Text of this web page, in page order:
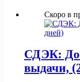
Скоро в
СДЭК:
выдачи,